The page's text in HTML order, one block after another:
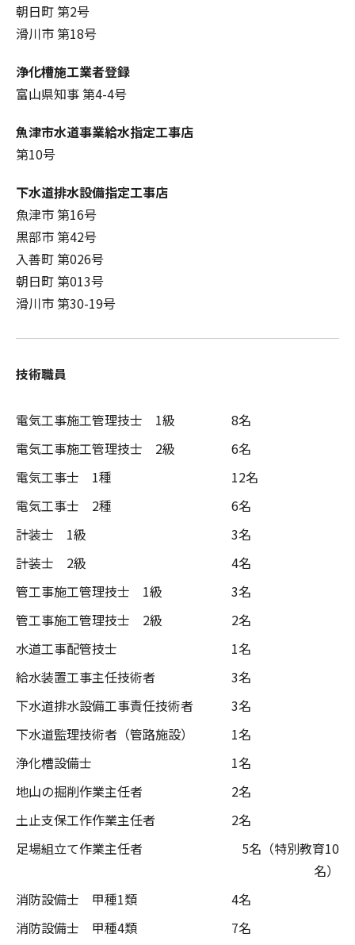
朝日町 第2号
滑川市 第18号
浄化槽施工業者登録
富山県知事 第4-4号
魚津市水道事業給水指定工事店
第10号
下水道排水設備指定工事店
魚津市 第16号
黒部市 第42号
入善町 第026号
朝日町 第013号
滑川市 第30-19号
技術職員
電気工事施工管理技士 1級
8名
電気工事施工管理技士 2級
6名
電気工事士 1種
12名
電気工事士 2種
6名
計装士 1級
3名
計装士 2級
4名
管工事施工管理技士 1級
3名
管工事施工管理技士 2級
2名
水道工事配管技士
1名
給水装置工事主任技術者
3名
下水道排水設備工事責任技術者
3名
下水道監理技術者（管路施設）
1名
浄化槽設備士
1名
地山の掘削作業主任者
2名
土止支保工作作業主任者
2名
足場組立て作業主任者
5名（特別教育10
名）
消防設備士 甲種1類
4名
消防設備士 甲種4類
7名